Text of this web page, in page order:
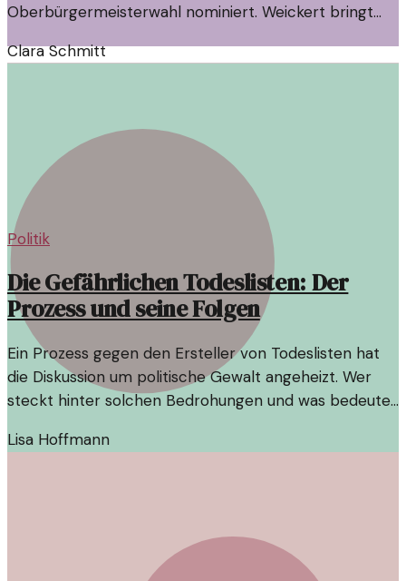
Oberbürgermeisterwahl nominiert. Weickert bringt
mit und könnte die Richtung der Stadt entscheidend
Clara Schmitt
Politik
Die Gefährlichen Todeslisten: Der
Prozess und seine Folgen
Ein Prozess gegen den Ersteller von Todeslisten hat
die Diskussion um politische Gewalt angeheizt. Wer
steckt hinter solchen Bedrohungen und was bedeutet
Lisa Hoffmann